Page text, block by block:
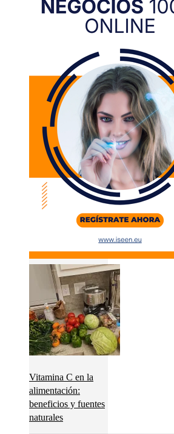
Vitamina C en la
alimentación:
beneficios y fuentes
naturales